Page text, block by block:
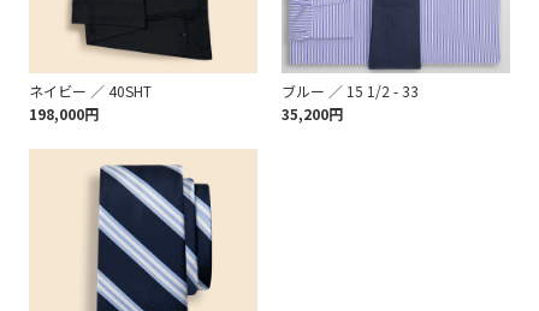
ネイビー ／ 40SHT
198,000円
ブルー ／ 15 1/2 - 33
35,200円